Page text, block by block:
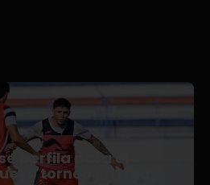
perfila para el
torneo en Liga